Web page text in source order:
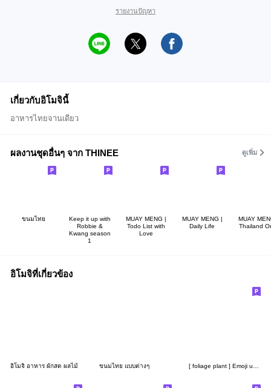
รายงานปัญหา
เกี่ยวกับอิโมจินี้
อาหารไทยจานเดียว
ผลงานชุดอื่นๆ จาก THINEE ดูเพิ่ม
ขนมไทย
Keep it up with
Robbie &
Kwang season
1
MUAY MENG |
Todo List with
Love
MUAY MENG |
Daily Life
MUAY
Thailand
อิโมจิที่เกี่ยวข้อง
อิโมจิ อาหาร ผักสด ผลไม้ ขนมไทย แบบต่างๆ [ foliage plant ] Emoji unit set of all